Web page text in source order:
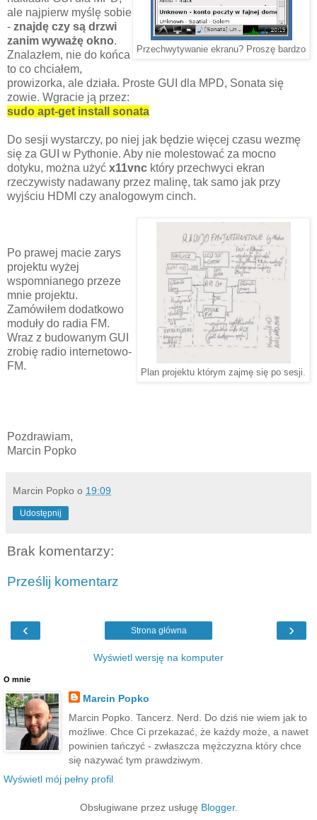
Przechwytywanie ekranu? Proszę bardzo
ale najpierw myślę sobie
- znajdę czy są drzwi
zanim wyważę okno.
Znalazłem, nie do końca
to co chciałem,
prowizorka, ale działa. Proste GUI dla MPD, Sonata się
zowie. Wgracie ją przez:
sudo apt-get install sonata
Do sesji wystarczy, po niej jak będzie więcej czasu wezmę
się za GUI w Pythonie. Aby nie molestować za mocno
dotyku, można użyć x11vnc który przechwyci ekran
rzeczywisty nadawany przez malinę, tak samo jak przy
wyjściu HDMI czy analogowym cinch.
Plan projektu którym zajmę się po sesji.
Po prawej macie zarys
projektu wyżej
wspomnianego przeze
mnie projektu.
Zamówiłem dodatkowo
moduły do radia FM.
Wraz z budowanym GUI
zrobię radio internetowo-
FM.
Pozdrawiam,
Marcin Popko
Marcin Popko o 19:09
Udostępnij
Brak komentarzy:
Prześlij komentarz
‹ ›
Strona główna
Wyświetl wersję na komputer
O mnie
Marcin Popko
Marcin Popko. Tancerz. Nerd. Do dziś nie wiem jak to
możliwe. Chce Ci przekazać, że każdy może, a nawet
powinien tańczyć - zwłaszcza mężczyzna który chce
się nazywać tym prawdziwym.
Wyświetl mój pełny profil
Obsługiwane przez usługę Blogger.